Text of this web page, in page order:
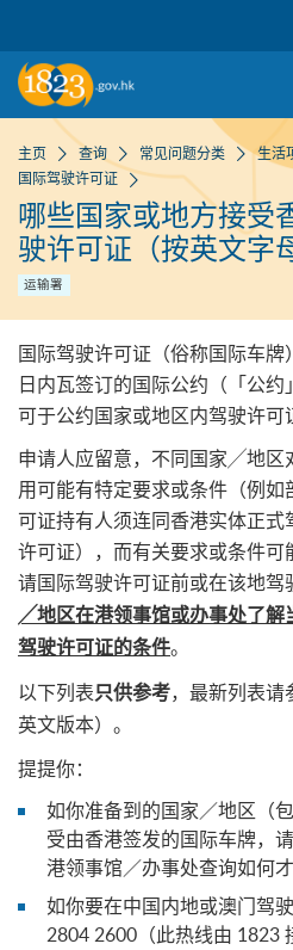
主页 查询 常见问题分类 生活
国际驾驶许可证
哪些国家或地方接受
驶许可证（按英文字
运输署
国际驾驶许可证（俗称国际车
日内瓦签订的国际公约（「公
可于公约国家或地区内驾驶许可
申请人应留意，不同国家╱地区
用可能有特定要求或条件（例
可证持有人须连同香港实体正
许可证），而有关要求或条件
请国际驾驶许可证前或在该地驾
╱地区在港领事馆或办事处了解
驾驶许可证的条件。
以下列表只供参考，最新列表请
英文版本）。
提提你：
如你准备到的国家／地区（
受由香港签发的国际车牌，
港领事馆／办事处查询如何
如你要在中国内地或澳门驾
2804 2600（此热线由 1823